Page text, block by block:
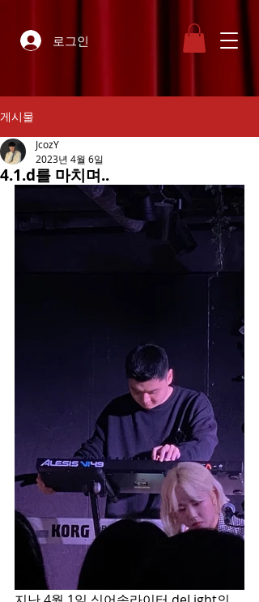
로그인
게시물
4.1.d를 마치며..
JcozY
2023년 4월 6일